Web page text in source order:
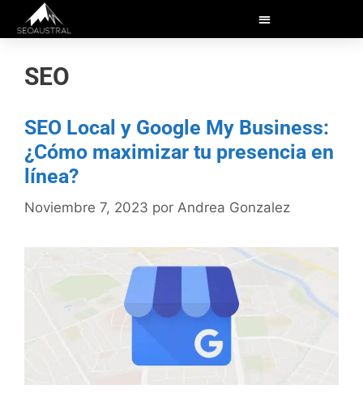
SEO
SEO Local y Google My Business:
¿Cómo maximizar tu presencia en
línea?
Noviembre 7, 2023 por Andrea Gonzalez